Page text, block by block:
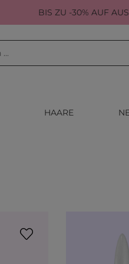
BIS ZU -30% AUF
HAARE